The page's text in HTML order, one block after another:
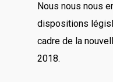
Nous nous nous
dispositions
cadre de la
2018.